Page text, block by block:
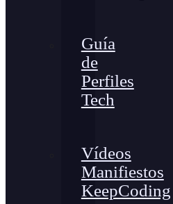
Guía
de
Perfiles
Tech
Vídeos
Manifiestos
KeepCoding